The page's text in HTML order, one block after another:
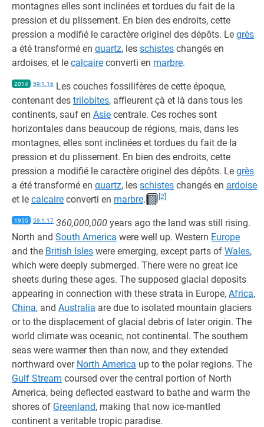
montagnes elles sont inclinées et tordues du fait de la
pression et du plissement. En bien des endroits, cette
pression a modifié le caractère originel des dépôts. Le grès
a été transformé en quartz, les schistes changés en
ardoises, et le calcaire converti en marbre.
2014 59:1.16 Les couches fossilifères de cette époque,
contenant des trilobites, affleurent çà et là dans tous les
continents, sauf en Asie centrale. Ces roches sont
horizontales dans beaucoup de régions, mais, dans les
montagnes, elles sont inclinées et tordues du fait de la
pression et du plissement. En bien des endroits, cette
pression a modifié le caractère originel des dépôts. Le grès
a été transformé en quartz, les schistes changés en ardoise
et le calcaire converti en marbre. [2]
1955 59:1.17 360,000,000 years ago the land was still rising.
North and South America were well up. Western Europe
and the British Isles were emerging, except parts of Wales,
which were deeply submerged. There were no great ice
sheets during these ages. The supposed glacial deposits
appearing in connection with these strata in Europe, Africa,
China, and Australia are due to isolated mountain glaciers
or to the displacement of glacial debris of later origin. The
world climate was oceanic, not continental. The southern
seas were warmer then than now, and they extended
northward over North America up to the polar regions. The
Gulf Stream coursed over the central portion of North
America, being deflected eastward to bathe and warm the
shores of Greenland, making that now ice-mantled
continent a veritable tropic paradise.